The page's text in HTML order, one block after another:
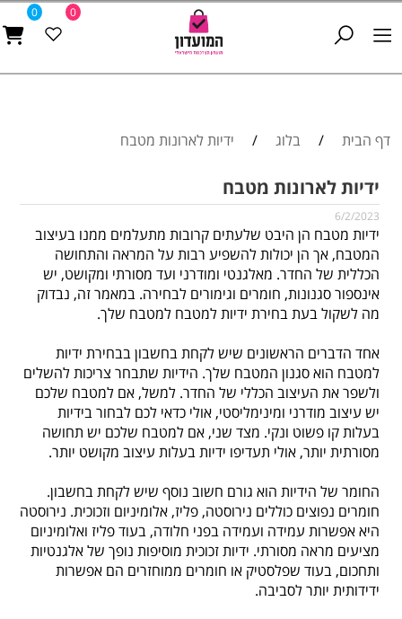
0 0
דף הבית / בלוג / ידיות לארונות מטבח
ידיות לארונות מטבח
6/2/2023
ידיות מטבח הן היבט שלעתים קרובות מתעלמים ממנו בעיצוב
המטבח, אך הן יכולות להשפיע רבות על המראה והתחושה
הכללית של החדר. מאלגנטי ומודרני ועד מסורתי ומקושט, יש
אינספור סגנונות, חומרים וגימורים לבחירה. במאמר זה, נבדוק
מה לשקול בעת בחירת ידיות למטבח למטבח שלך.
אחד הדברים הראשונים שיש לקחת בחשבון בבחירת ידיות
למטבח הוא סגנון המטבח שלך. הידיות שתבחר צריכות להשלים
ולשפר את העיצוב הכללי של החדר. למשל, אם למטבח שלכם
יש עיצוב מודרני ומינימליסטי, אולי כדאי לכם לבחור בידיות
בעלות קו פשוט ונקי. מצד שני, אם למטבח שלכם יש תחושה
מסורתית יותר, אולי תעדיפו ידיות בעלות עיצוב מקושט יותר.
החומר של הידיות הוא גורם חשוב נוסף שיש לקחת בחשבון.
חומרים נפוצים כוללים נירוסטה, פליז, אלומיניום וזכוכית. נירוסטה
היא אפשרות עמידה ועמידה בפני חלודה, בעוד פליז ואלומיניום
מציעים מראה מסורתי. ידיות זכוכית מוסיפות נופך של אלגנטיות
ותחכום, בעוד שפלסטיק או חומרים ממוחזרים הם אפשרות
ידידותית יותר לסביבה.